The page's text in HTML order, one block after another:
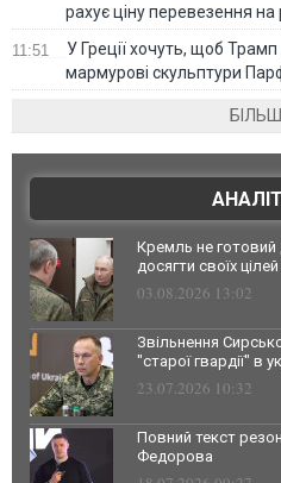
рахує ціну перевезення на
11:51
У Греції хочуть, щоб Трамп
мармурові скульптури
Кремль не готовий
досягти своїх
03.08.2026 13:02
Звільнення
"старої гвардії" в
23.07.2026 10:32
Повний текст
Федорова